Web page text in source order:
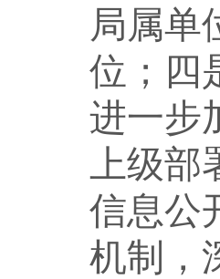
局属单
位；四
进一步
上级
信息公
机制，